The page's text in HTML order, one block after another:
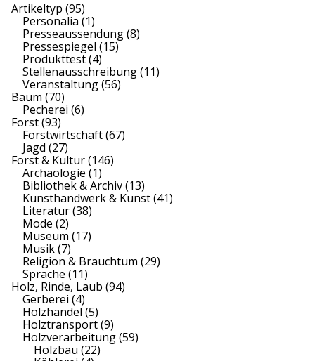
Artikeltyp (95)
Personalia (1)
Presseaussendung(8)
Pressespiegel (15)
Produkttest(4)
Stellenausschreibung(11)
Veranstaltung(56)
Baum (70)
Pecherei (6)
Forst(93)
Forstwirtschaft(67)
Jagd (27)
Forst & Kultur(146)
Archäologie (1)
Bibliothek & Archiv(13)
Kunsthandwerk & Kunst(41)
Literatur(38)
Mode (2)
Museum (17)
Musik(7)
Religion & Brauchtum (29)
Sprache (11)
Holz, Rinde, Laub (94)
Gerberei (4)
Holzhandel (5)
Holztransport(9)
Holzverarbeitung(59)
Holzbau (22)